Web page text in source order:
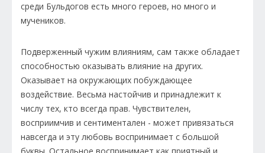
среди Бульдогов есть много героев, но много и
мучеников.
Подверженный чужим влияниям, сам также обладает
способностью оказывать влияние на других.
Оказывает на окружающих побуждающее
воздействие. Весьма настойчив и принадлежит к
числу тех, кто всегда прав. Чувствителен,
восприимчив и сентиментален - может привязаться
навсегда и эту любовь воспринимает с большой